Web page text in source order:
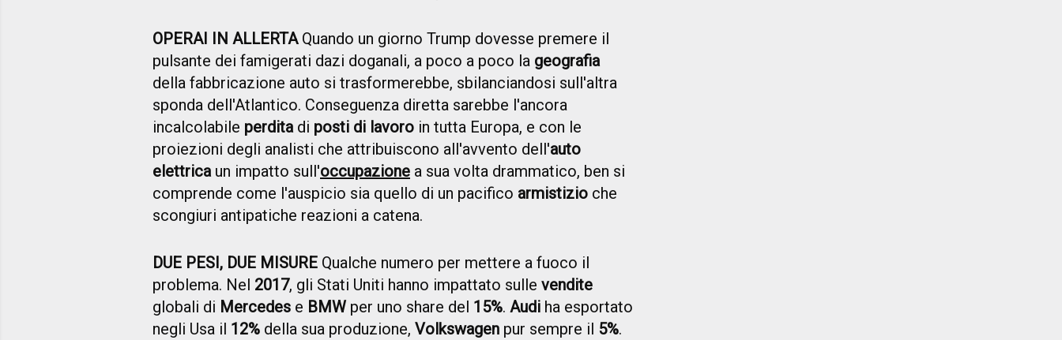
OPERAI IN ALLERTAQuando un giorno Trump dovesse premere il
pulsante dei famigerati dazi doganali, a poco a poco la geografia
della fabbricazione auto si trasformerebbe, sbilanciandosi sull'altra
sponda dell'Atlantico. Conseguenza diretta sarebbe l'ancora
incalcolabile perditadi posti di lavoro in tutta Europa, e con le
proiezioni degli analisti che attribuiscono all'avvento dell'auto
elettricaun impatto sull'occupazione a sua volta drammatico, ben si
comprende come l'auspicio sia quello di un pacifico armistizio che
scongiuri antipatiche reazioni a catena.
DUE PESI, DUE MISURE Qualche numero per mettere a fuoco il
problema. Nel 2017, gli Stati Uniti hanno impattato sulle vendite
globali di Mercedes e BMWper uno share del 15%. Audi ha esportato
negli Usa il 12% della sua produzione, Volkswagen pur sempre il 5%.